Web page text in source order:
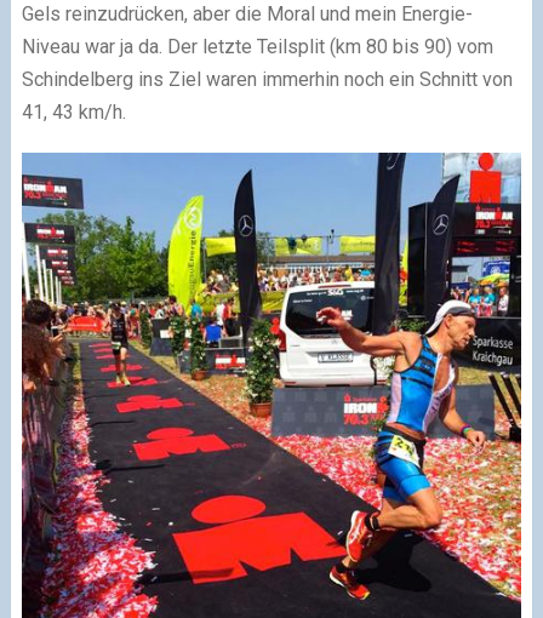
Gels reinzudrücken, aber die Moral und mein Energie-
Niveau war ja da. Der letzte Teilsplit (km 80 bis 90) vom
Schindelberg ins Ziel waren immerhin noch ein Schnitt von
41, 43 km/h.